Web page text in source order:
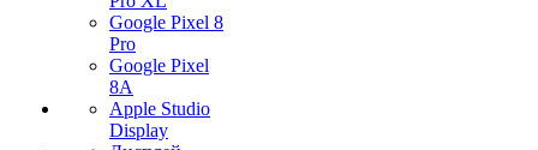
Google Pixel 8
Pro
Google Pixel
8A
Apple Studio
Display